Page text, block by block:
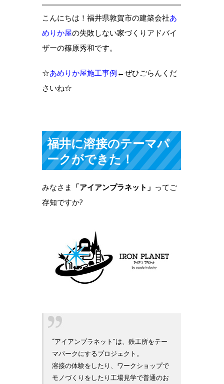
こんにちは！福井県敦賀市の建築会社あ
めりか屋の失敗しない家づくりアドバイ
ザーの篠原秀和です。
☆あめりか屋施工事例 ←ぜひごらんくだ
さいね☆
福井に溶接のテーマパ
ークができた！
みなさま 「アイアンプラネット 」 ってご
存知ですか?
“アイアンプラネット”は、鉄工所をテー
マパークにするプロジェクト。
溶接の体験をしたり、ワークショップで
モノづくりをしたり工場見学で普通のお